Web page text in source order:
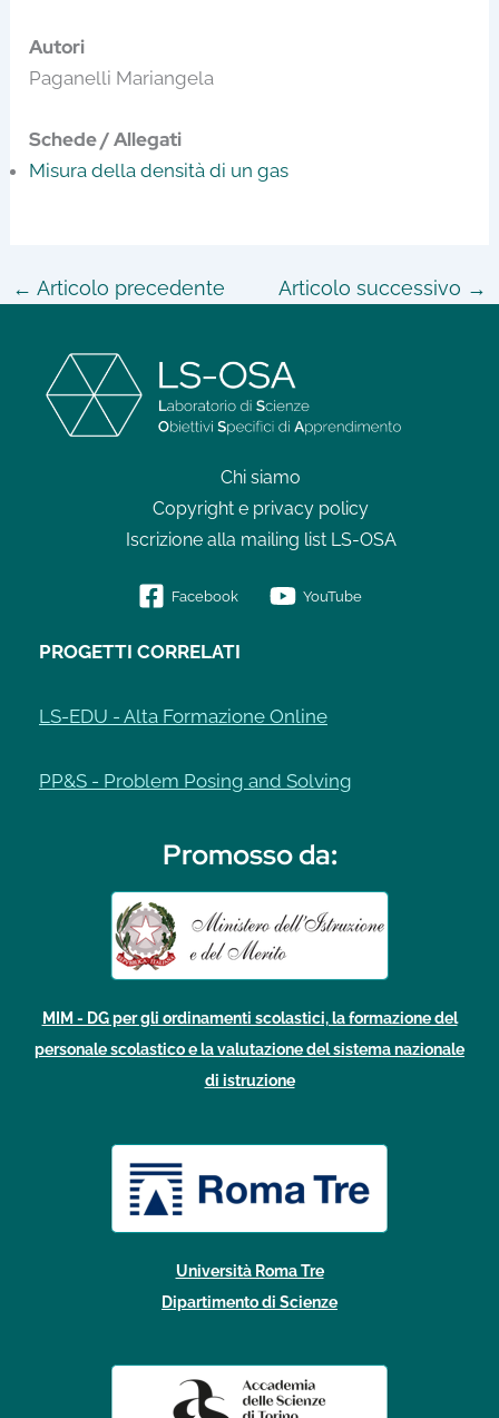
Autori
Paganelli Mariangela
Schede / Allegati
Misura della densità di un gas
← Articolo precedente Articolo successivo →
Chi siamo
Copyright e privacy policy
Iscrizione alla mailing list LS-OSA
Facebook YouTube
PROGETTI CORRELATI
LS-EDU - Alta Formazione Online
PP&S - Problem Posing and Solving
Promosso da:
MIM - DG per gli ordinamenti scolastici, la formazione del
personale scolastico e la valutazione del sistema nazionale
di istruzione
Università Roma Tre
Dipartimento di Scienze